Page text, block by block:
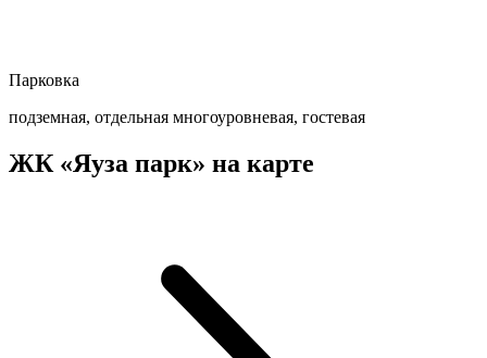
Парковка
подземная, отдельная многоуровневая, гостевая
ЖК «Яуза парк» на карте